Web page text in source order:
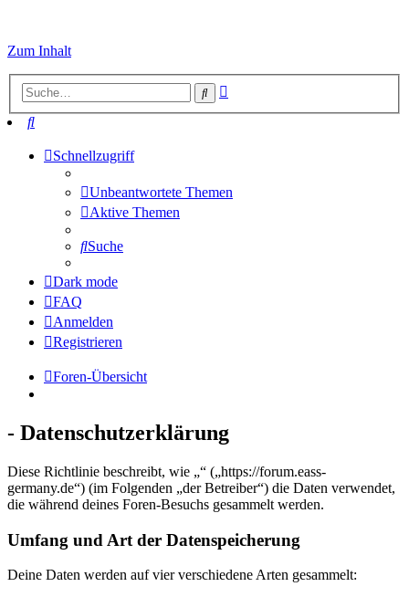
Zum Inhalt
Suche
Suche
Schnellzugriff
Unbeantwortete Themen
Aktive Themen
Suche
Dark mode
FAQ
Anmelden
Registrieren
Foren-Übersicht
- Datenschutzerklärung
Diese Richtlinie beschreibt, wie „“ („https://forum.eass-
germany.de“) (im Folgenden „der Betreiber“) die Daten verwendet,
die während deines Foren-Besuchs gesammelt werden.
Umfang und Art der Datenspeicherung
Deine Daten werden auf vier verschiedene Arten gesammelt: